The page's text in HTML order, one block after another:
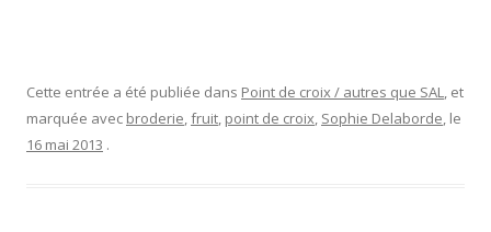
Cette entrée a été publiée dans Point de croix / autres que SAL, et
marquée avec broderie,fruit, point de croix, Sophie Delaborde, le
16 mai 2013 .